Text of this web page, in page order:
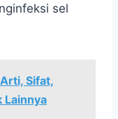
sel
Sifat,
Lainnya